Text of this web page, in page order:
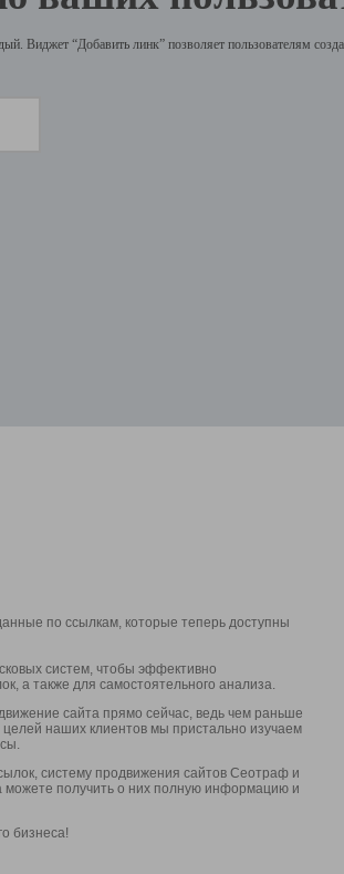
Виджет “Добавить линк” позволяет пользователям
по ссылкам, которые теперь доступны
систем, чтобы эффективно
а также для самостоятельного анализа.
сайта прямо сейчас, ведь чем раньше
целей наших клиентов мы пристально изучаем
систему продвижения сайтов Сеотраф и
можете получить о них полную информацию и
бизнеса!